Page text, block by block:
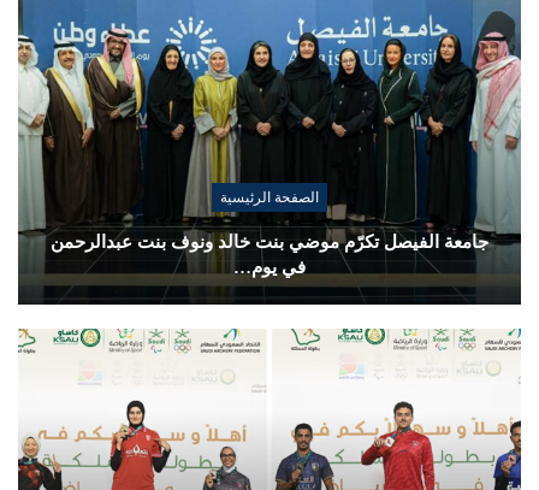
الصفحة الرئيسية
جامعة الفيصل تكرّم موضي بنت خالد ونوف بنت عبدالرحمن
في يوم…